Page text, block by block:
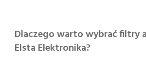
Dlaczego warto wybrać filtry
Elsta Elektronika?